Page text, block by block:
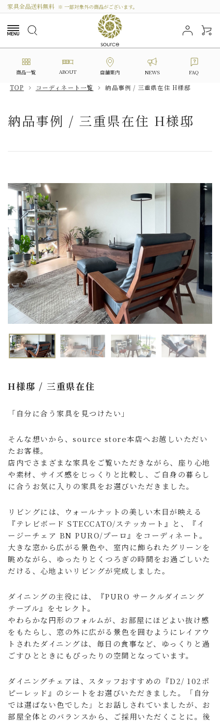
家具全品送料無料 ※ 一部対象外の商品がございます。
商品一覧 ABOUT 店舗案内 NEWS FAQ
価格から探す
私たちについて
FAQ よくあるご質問
店舗案内
ご利用ガイド
プライバシーポリシー
特定商取引法について
TOP コーディネート一覧 納品事例 / 三重県在住 H様邸
納品事例 / 三重県在住 H様邸
H様邸 / 三重県在住
「自分に合う家具を見つけたい」
そんな想いから、source store本店へお越しいただい
たお客様。
店内でさまざまな家具をご覧いただきながら、座り心地
や素材、サイズ感をじっくりと比較し、ご自身の暮らし
に合うお気に入りの家具をお選びいただきました。
リビングには、ウォールナットの美しい木目が映える
『テレビボード STECCATO/ステッカート』と、『イ
ージーチェア BN PURO/プーロ』をコーディネート。
大きな窓から広がる景色や、室内に飾られたグリーンを
眺めながら、ゆったりとくつろぎの時間をお過ごしいた
だける、心地よいリビングが完成しました。
ダイニングの主役には、『PURO サークルダイニング
テーブル』をセレクト。
やわらかな円形のフォルムが、お部屋にほどよい抜け感
をもたらし、窓の外に広がる景色を囲むようにレイアウ
トされたダイニングは、毎日の食事など、ゆっくりと過
ごすひとときにもぴったりの空間となっています。
ダイニングチェアは、スタッフおすすめの『D2/ 102ポ
ピーレッド』のシートをお選びいただきました。「自分
では選ばない色でした」とお話しされていましたが、お
部屋全体とのバランスから、ご採用いただくことに。後